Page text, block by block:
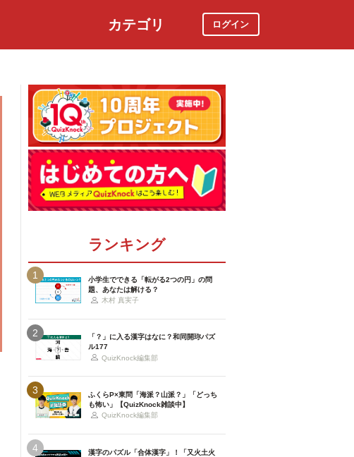
カテゴリ ログイン
ランキング
1
小学生でできる「転がる2つの円」の問
題、あなたは解ける？
木村 真実子
2
「？」に入る漢字はなに？和同開珎パズ
ル177
QuizKnock編集部
3
ふくらP×東問「海派？山派？」「どっち
も怖い」【QuizKnock雑談中】
QuizKnock編集部
4
漢字のパズル「合体漢字」！「又火土火